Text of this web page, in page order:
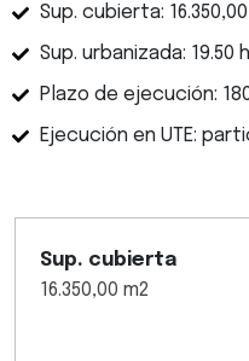
Sup. cubierta:
Sup. urbanizada: 19.50
Plazo de ejecución:
Ejecución en UTE:
Sup. cubierta
16.350,00 m2